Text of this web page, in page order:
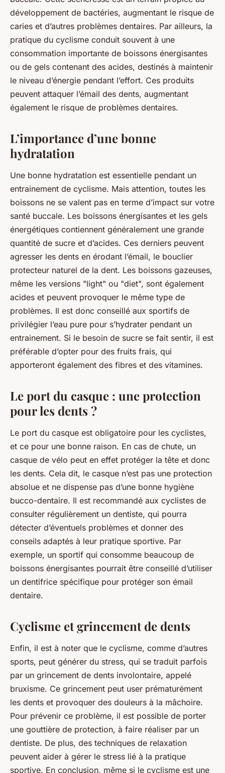
développement de bactéries, augmentant le risque de
caries et d’autres problèmes dentaires. Par ailleurs, la
pratique du cyclisme conduit souvent à une
consommation importante de boissons énergisantes
ou de gels contenant des acides, destinés à maintenir
le niveau d’énergie pendant l’effort. Ces produits
peuvent attaquer l’émail des dents, augmentant
également le risque de problèmes dentaires.
L’importance d’une bonne
hydratation
Une bonne hydratation est essentielle pendant un
entrainement de cyclisme. Mais attention, toutes les
boissons ne se valent pas en terme d’impact sur votre
santé buccale. Les boissons énergisantes et les gels
énergétiques contiennent généralement une grande
quantité de sucre et d’acides. Ces derniers peuvent
agresser les dents en érodant l’émail, le bouclier
protecteur naturel de la dent. Les boissons gazeuses,
même les versions "light" ou "diet", sont également
acides et peuvent provoquer le même type de
problèmes. Il est donc conseillé aux sportifs de
privilégier l’eau pure pour s’hydrater pendant un
entrainement. Si le besoin de sucre se fait sentir, il est
préférable d’opter pour des fruits frais, qui
apporteront également des fibres et des vitamines.
Le port du casque : une protection
pour les dents ?
Le port du casque est obligatoire pour les cyclistes,
et ce pour une bonne raison. En cas de chute, un
casque de vélo peut en effet protéger la tête et donc
les dents. Cela dit, le casque n’est pas une protection
absolue et ne dispense pas d’une bonne hygiène
bucco-dentaire. Il est recommandé aux cyclistes de
consulter régulièrement un dentiste, qui pourra
détecter d’éventuels problèmes et donner des
conseils adaptés à leur pratique sportive. Par
exemple, un sportif qui consomme beaucoup de
boissons énergisantes pourrait être conseillé d’utiliser
un dentifrice spécifique pour protéger son émail
dentaire.
Cyclisme et grincement de dents
Enfin, il est à noter que le cyclisme, comme d’autres
sports, peut générer du stress, qui se traduit parfois
par un grincement de dents involontaire, appelé
bruxisme. Ce grincement peut user prématurément
les dents et provoquer des douleurs à la mâchoire.
Pour prévenir ce problème, il est possible de porter
une gouttière de protection, à faire réaliser par un
dentiste. De plus, des techniques de relaxation
peuvent aider à gérer le stress lié à la pratique
sportive. En conclusion, même si le cyclisme est une